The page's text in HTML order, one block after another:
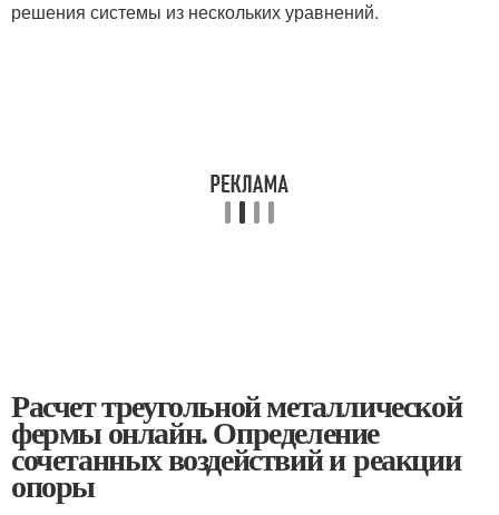
решения системы из нескольких уравнений.
Расчет треугольной металлической
фермы онлайн. Определение
сочетанных воздействий и реакции
опоры